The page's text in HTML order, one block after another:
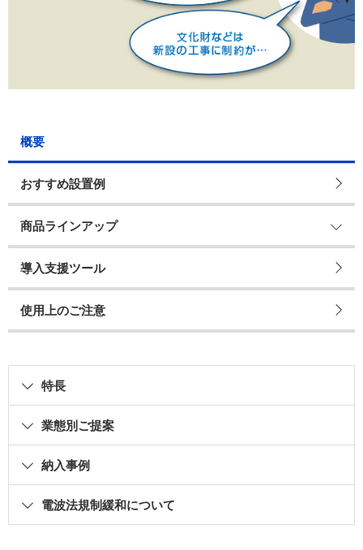
概要
おすすめ設置例
商品ラインアップ
導入支援ツール
使用上のご注意
特長
業態別ご提案
納入事例
電波法規制緩和について